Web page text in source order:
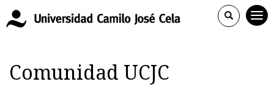
Comunidad UCJC